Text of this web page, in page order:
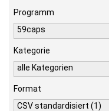
Programm
59caps
Kategorie
alle Kategorien
Format
CSV standardisiert (1)